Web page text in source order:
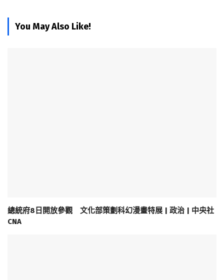
You May Also Like!
總統府8日開放參觀 文化部策劃科幻漫畫特展 | 政治 | 中央社
CNA